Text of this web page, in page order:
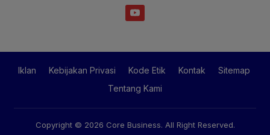
Iklan Kebijakan Privasi Kode Etik Kontak
Sitemap
Tentang Kami
Copyright © 2026 Core Business. All Right Reserved.